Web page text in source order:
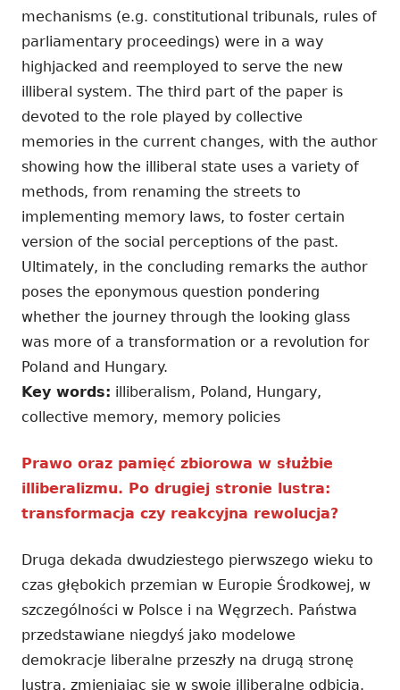
mechanisms (e.g. constitutional tribunals, rules of
parliamentary proceedings) were in a way
highjacked and reemployed to serve the new
illiberal system. The third part of the paper is
devoted to the role played by collective
memories in the current changes, with the author
showing how the illiberal state uses a variety of
methods, from renaming the streets to
implementing memory laws, to foster certain
version of the social perceptions of the past.
Ultimately, in the concluding remarks the author
poses the eponymous question pondering
whether the journey through the looking glass
was more of a transformation or a revolution for
Poland and Hungary.
Key words: illiberalism, Poland, Hungary,
collective memory, memory policies
Prawo oraz pamięć zbiorowa w służbie
illiberalizmu. Po drugiej stronie lustra:
transformacja czy reakcyjna rewolucja?
Druga dekada dwudziestego pierwszego wieku to
czas głębokich przemian w Europie Środkowej, w
szczególności w Polsce i na Węgrzech. Państwa
przedstawiane niegdyś jako modelowe
demokracje liberalne przeszły na drugą stronę
lustra, zmieniając się w swoje illiberalne odbicia.